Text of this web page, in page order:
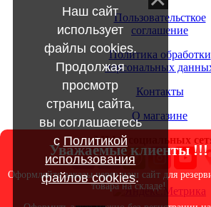
Пользовательсткое
соглашение
Политика обработки
персональных
Контакты
О магазине
МЫ в социальных
Уважаемые клиенты !!!
Оформляйте заказы через наш сайт для
товара на складе!
Наш сайт
использует
файлы cookies.
Продолжая
просмотр
страниц сайта,
вы соглашаетесь
с Политикой
использования
файлов cookies.